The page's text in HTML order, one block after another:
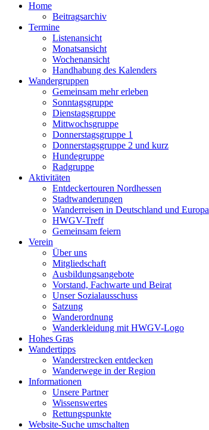
Home
Beitragsarchiv
Termine
Listenansicht
Monatsansicht
Wochenansicht
Handhabung des Kalenders
Wandergruppen
Gemeinsam mehr erleben
Sonntagsgruppe
Dienstagsgruppe
Mittwochsgruppe
Donnerstagsgruppe 1
Donnerstagsgruppe 2 und kurz
Hundegruppe
Radgruppe
Aktivitäten
Entdeckertouren Nordhessen
Stadtwanderungen
Wanderreisen in Deutschland und Europa
HWGV-Treff
Gemeinsam feiern
Verein
Über uns
Mitgliedschaft
Ausbildungsangebote
Vorstand, Fachwarte und Beirat
Unser Sozialausschuss
Satzung
Wanderordnung
Wanderkleidung mit HWGV-Logo
Hohes Gras
Wandertipps
Wanderstrecken entdecken
Wanderwege in der Region
Informationen
Unsere Partner
Wissenswertes
Rettungspunkte
Website-Suche umschalten